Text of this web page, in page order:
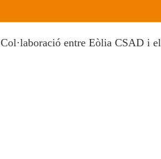
Col·laboració entre Eòlia CSAD i